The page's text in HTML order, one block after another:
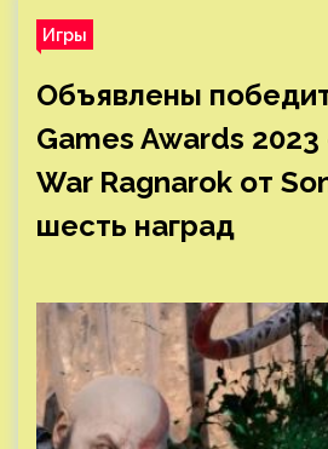
Игры
Объявлены
Games Awards
War Ragnarok от
шесть наград